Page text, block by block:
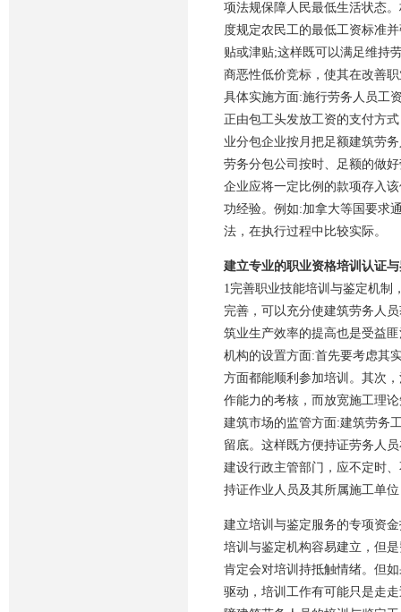
项法规保障人民最低生活状态
度规定农民工的最低工资标准
贴或津贴;这样既可以满足维持
商恶性低价竞标，使其在改善
具体实施方面:施行劳务人员工
正由包工头发放工资的支付方
业分包企业按月把足额建筑劳
劳务分包公司按时、足额的做
企业应将一定比例的款项存入
功经验。例如:加拿大等国要求
法，在执行过程中比较实际。
建立专业的职业资格培训认证
1完善职业技能培训与鉴定机制
完善，可以充分使建筑劳务人
筑业生产效率的提高也是受益
机构的设置方面:首先要考虑其
方面都能顺利参加培训。其次
作能力的考核，而放宽施工理
建筑市场的监管方面:建筑劳务
留底。这样既方便持证劳务人
建设行政主管部门，应不定时
持证作业人员及其所属施工单
建立培训与鉴定服务的专项资
培训与鉴定机构容易建立，但
肯定会对培训持抵触情绪。但
驱动，培训工作有可能只是走